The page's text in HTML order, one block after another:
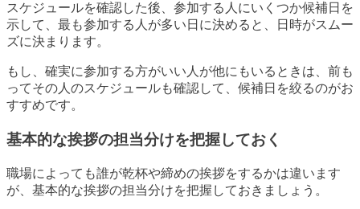
スケジュールを確認した後、参加する人にいくつか候補日を
示して、最も参加する人が多い日に決めると、日時がスムー
ズに決まります。
もし、確実に参加する方がいい人が他にもいるときは、前も
ってその人のスケジュールも確認して、候補日を絞るのがお
すすめです。
基本的な挨拶の担当分けを把握しておく
職場によっても誰が乾杯や締めの挨拶をするかは違います
が、基本的な挨拶の担当分けを把握しておきましょう。